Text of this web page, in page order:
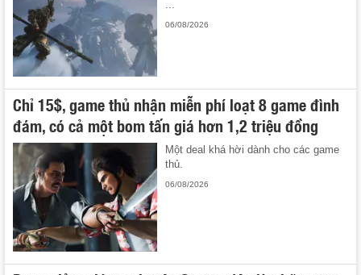
06/08/2026
Chỉ 15$, game thủ nhận miễn phí loạt 8 game đình
đám, có cả một bom tấn giá hơn 1,2 triệu đồng
Một deal khá hời dành cho các game
thủ.
06/08/2026